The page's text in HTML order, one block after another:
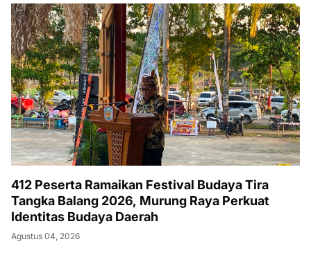
412 Peserta Ramaikan Festival Budaya Tira
Tangka Balang 2026, Murung Raya Perkuat
Identitas Budaya Daerah
Agustus 04, 2026